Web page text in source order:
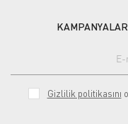
Gizlilik politikasını